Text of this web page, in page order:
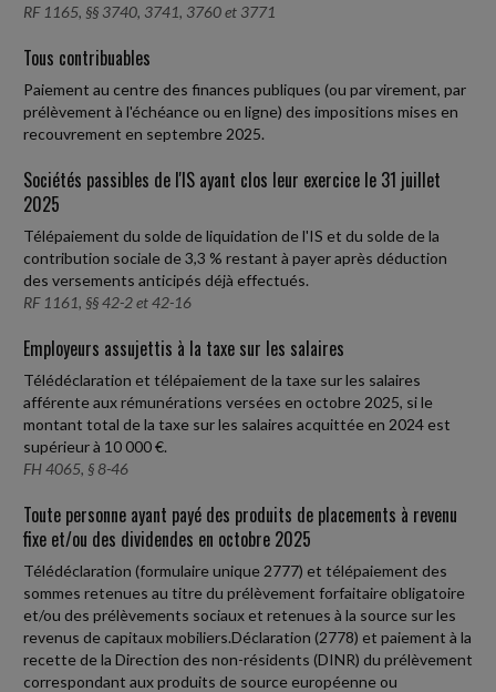
RF 1165, §§ 3740, 3741, 3760 et 3771
Tous contribuables
Paiement au centre des finances publiques (ou par virement, par
prélèvement à l'échéance ou en ligne) des impositions mises en
recouvrement en septembre 2025.
Sociétés passibles de l'IS ayant clos leur exercice le 31 juillet
2025
Télépaiement du solde de liquidation de l'IS et du solde de la
contribution sociale de 3,3 % restant à payer après déduction
des versements anticipés déjà effectués.
RF 1161, §§ 42-2 et 42-16
Employeurs assujettis à la taxe sur les salaires
Télédéclaration et télépaiement de la taxe sur les salaires
afférente aux rémunérations versées en octobre 2025, si le
montant total de la taxe sur les salaires acquittée en 2024 est
supérieur à 10 000 €.
FH 4065, § 8-46
Toute personne ayant payé des produits de placements à revenu
fixe et/ou des dividendes en octobre 2025
Télédéclaration (formulaire unique 2777) et télépaiement des
sommes retenues au titre du prélèvement forfaitaire obligatoire
et/ou des prélèvements sociaux et retenues à la source sur les
revenus de capitaux mobiliers.Déclaration (2778) et paiement à la
recette de la Direction des non-résidents (DINR) du prélèvement
correspondant aux produits de source européenne ou